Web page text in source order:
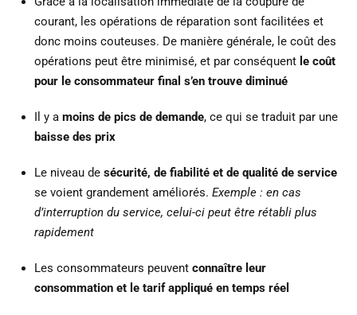
courant, les opérations de réparation sont facilitées et
donc moins couteuses. De manière générale, le coût des
opérations peut être minimisé, et par conséquent le coût
pour le consommateur final s’en trouve diminué
Il y a moins de pics de demande, ce qui se traduit par une
baisse des prix
Le niveau de sécurité, de fiabilité et de qualité de service
se voient grandement améliorés. Exemple : en cas
d’interruption du service, celui-ci peut être rétabli plus
rapidement
Les consommateurs peuvent connaître leur
consommation et le tarif appliqué en temps réel